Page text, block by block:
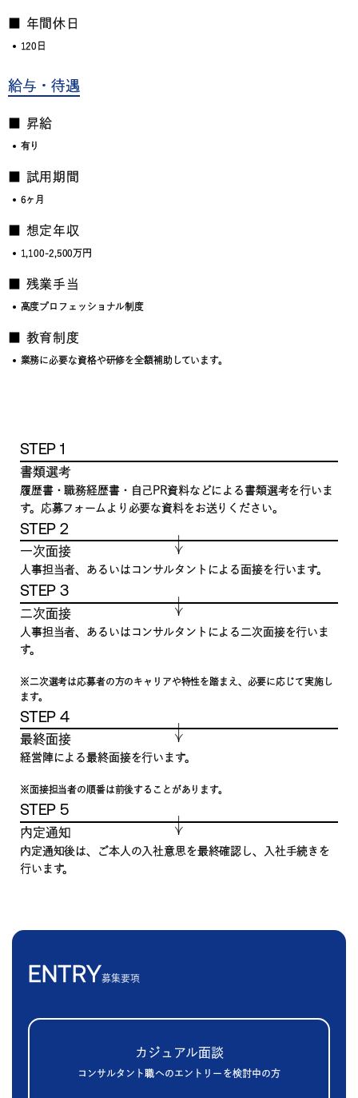
■ 年間休日
120日
給与・待遇
■ 昇給
有り
■ 試用期間
6ヶ月
■ 想定年収
1,100-2,500万円
■ 残業手当
高度プロフェッショナル制度
■ 教育制度
業務に必要な資格や研修を全額補助しています。
STEP 1
書類選考
履歴書・職務経歴書・自己PR資料などによる書類選考を行いま
す。応募フォームより必要な資料をお送りください。
STEP 2
一次面接
人事担当者、あるいはコンサルタントによる面接を行います。
STEP 3
二次面接
人事担当者、あるいはコンサルタントによる二次面接を行いま
す。
※二次選考は応募者の方のキャリアや特性を踏まえ、必要に応じて実施し
ます。
STEP 4
最終面接
経営陣による最終面接を行います。
※面接担当者の順番は前後することがあります。
STEP 5
内定通知
内定通知後は、ご本人の入社意思を最終確認し、入社手続きを
行います。
ENTRY募集要項
カジュアル面談
コンサルタント職へのエントリーを検討中の方